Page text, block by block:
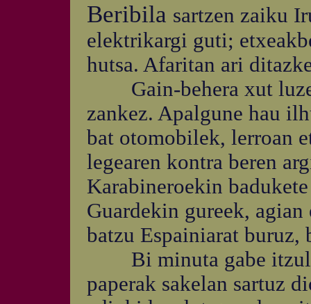
Beribila sartzen zaiku
elektrikargi guti;
hutsa. Afaritan ari
Gain-behera xut
zankez. Apalgune hau
bat otomobilek, lerroan
legearen kontra beren
Karabineroekin
Guardekin gureek,
batzu Espainiarat buruz,
Bi minuta gabe
paperak sakelan sartuz